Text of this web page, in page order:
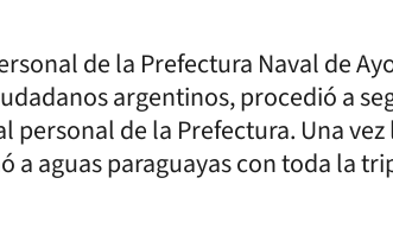
de la Prefectura Naval de
argentinos, procedió a
personal de la Prefectura. Una
a aguas paraguayas con toda la